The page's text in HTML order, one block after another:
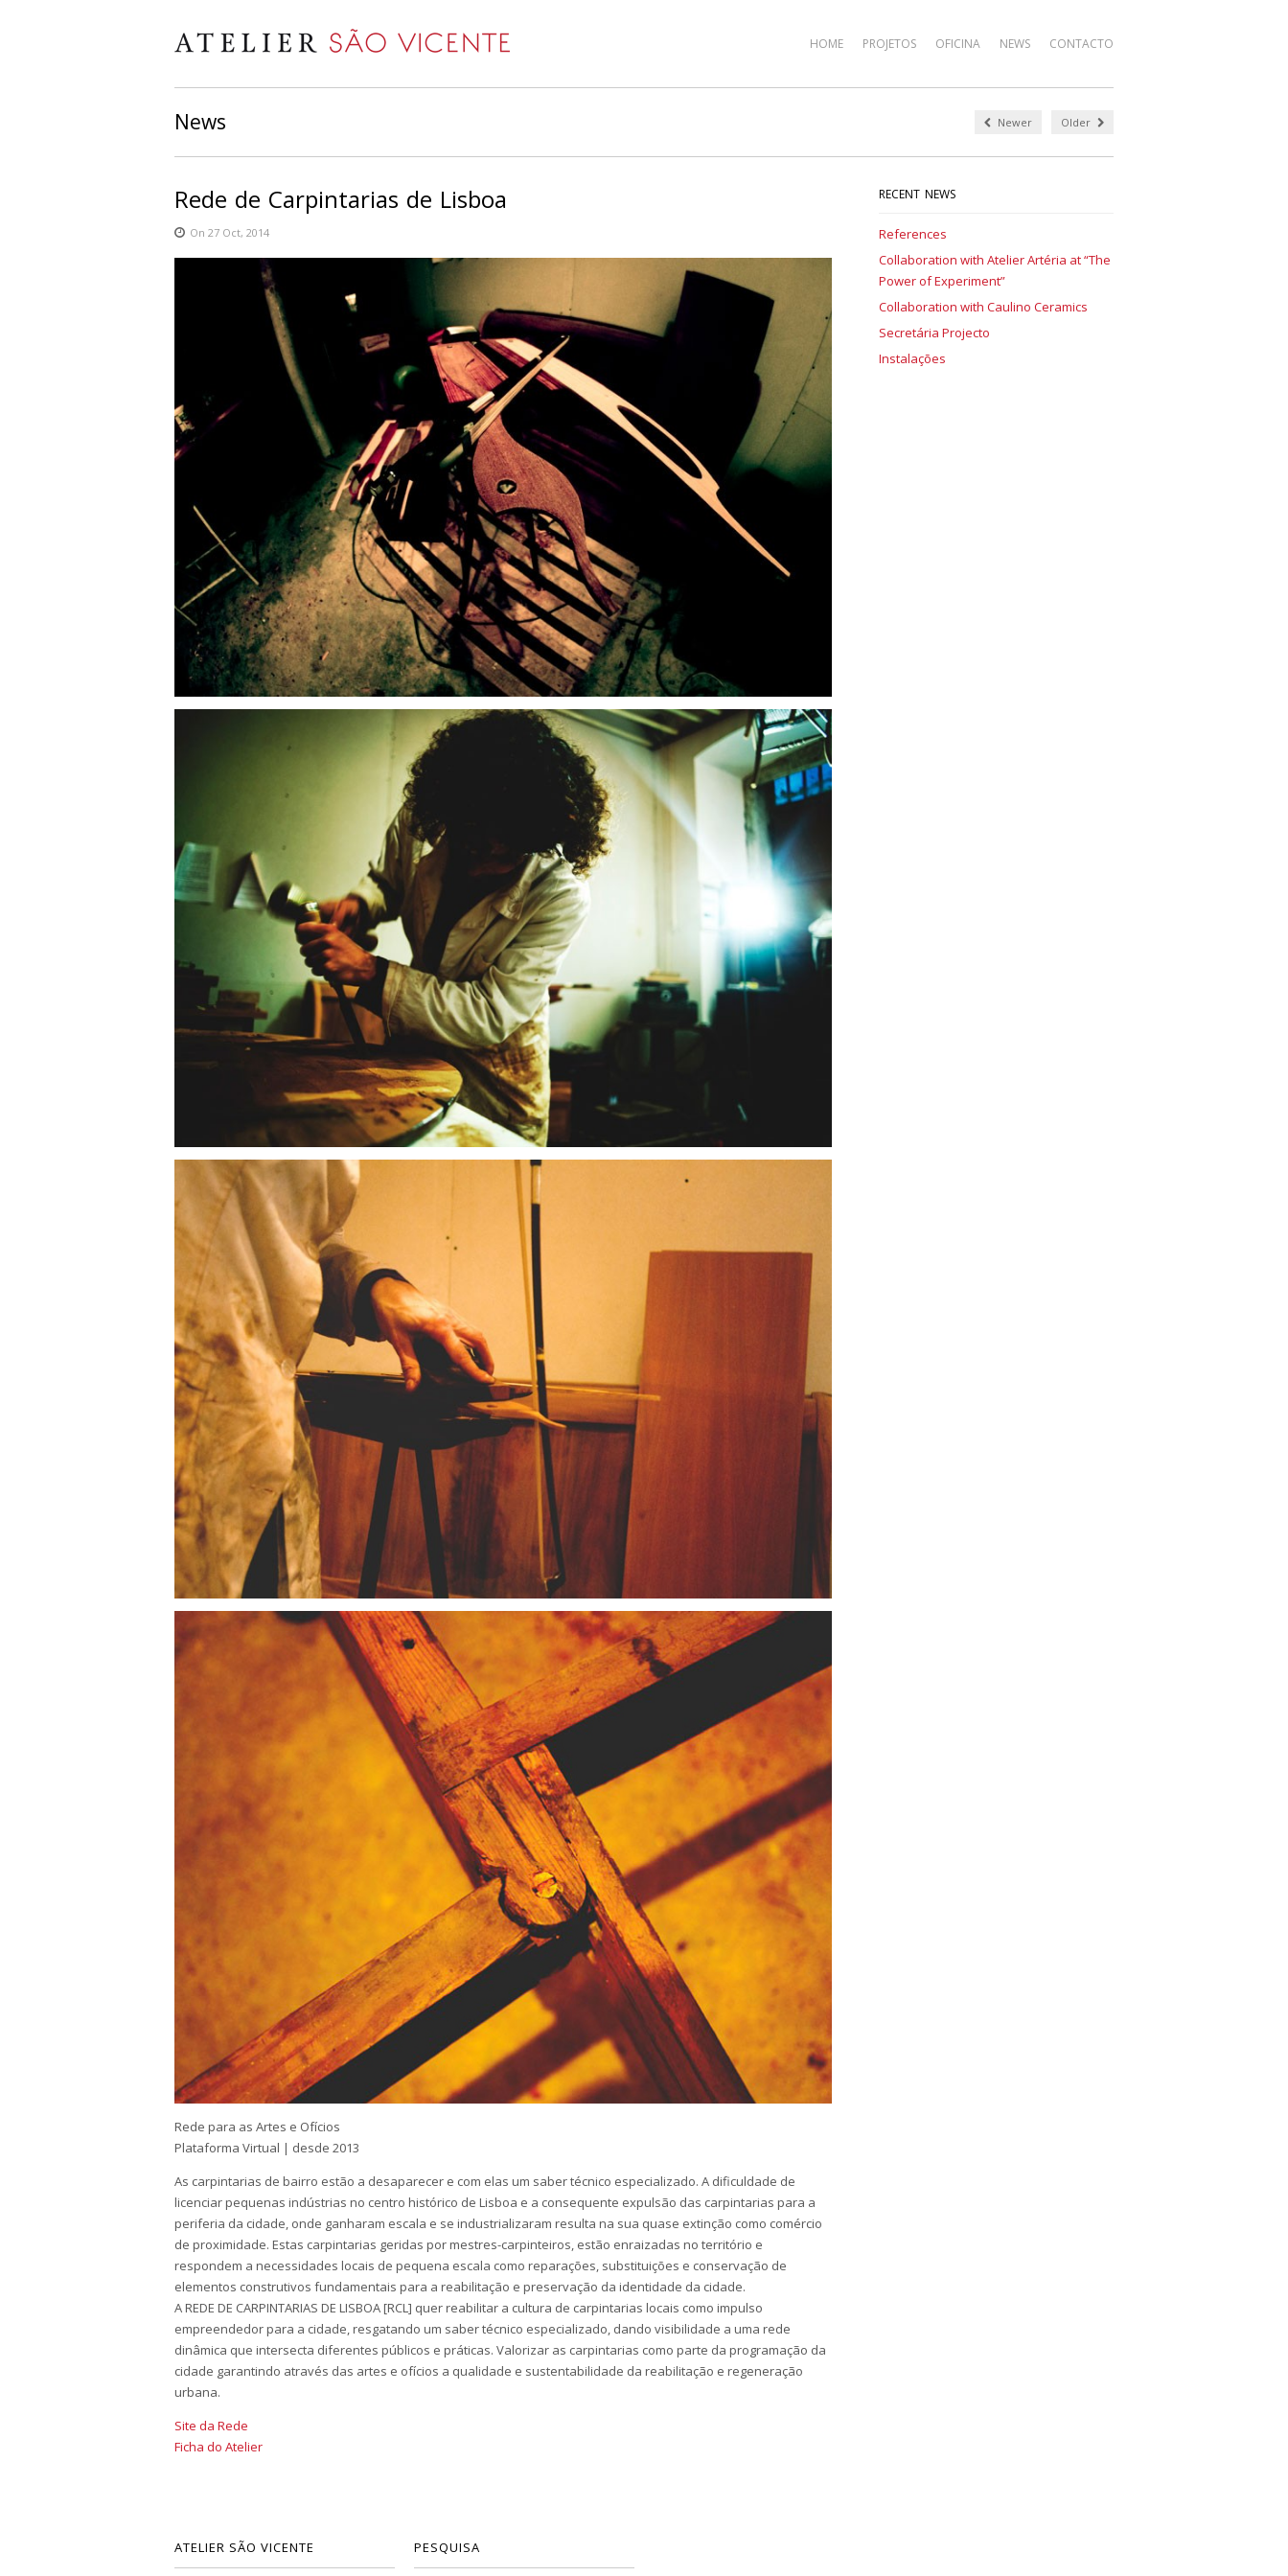
HOME PROJETOS OFICINA NEWS CONTACTO
News Newer Older
Rede de Carpintarias de Lisboa
On 27 Oct, 2014
Rede para as Artes e Ofícios
Plataforma Virtual | desde 2013
As carpintarias de bairro estão a desaparecer e com elas um saber técnico especializado. A dificuldade de
licenciar pequenas indústrias no centro histórico de Lisboa e a consequente expulsão das carpintarias para a
periferia da cidade, onde ganharam escala e se industrializaram resulta na sua quase extinção como comércio
de proximidade. Estas carpintarias geridas por mestres-carpinteiros, estão enraizadas no território e
respondem a necessidades locais de pequena escala como reparações, substituições e conservação de
elementos construtivos fundamentais para a reabilitação e preservação da identidade da cidade.
A REDE DE CARPINTARIAS DE LISBOA [RCL] quer reabilitar a cultura de carpintarias locais como impulso
empreendedor para a cidade, resgatando um saber técnico especializado, dando visibilidade a uma rede
dinâmica que intersecta diferentes públicos e práticas. Valorizar as carpintarias como parte da programação da
cidade garantindo através das artes e ofícios a qualidade e sustentabilidade da reabilitação e regeneração
urbana.
Site da Rede
Ficha do Atelier
RECENT NEWS
References
Collaboration with Atelier Artéria at “The
Power of Experiment”
Collaboration with Caulino Ceramics
Secretária Projecto
Instalações
ATELIER SÃO VICENTE PESQUISA